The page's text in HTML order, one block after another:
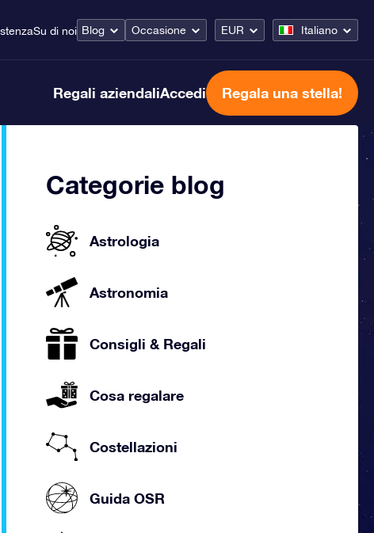
Su di noi Blog Occasione EUR Italiano
Regali aziendaliAccedi Regala una stella!
Categorie blog
Astrologia
Astronomia
Consigli & Regali
Cosa regalare
Costellazioni
Guida OSR